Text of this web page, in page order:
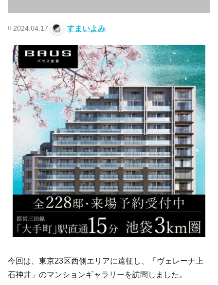
2024.04.17 すまいよみ
今回は、東京23区西側エリアに遠征し、「ヴェレーナ上
石神井」のマンションギャラリーを訪問しました。